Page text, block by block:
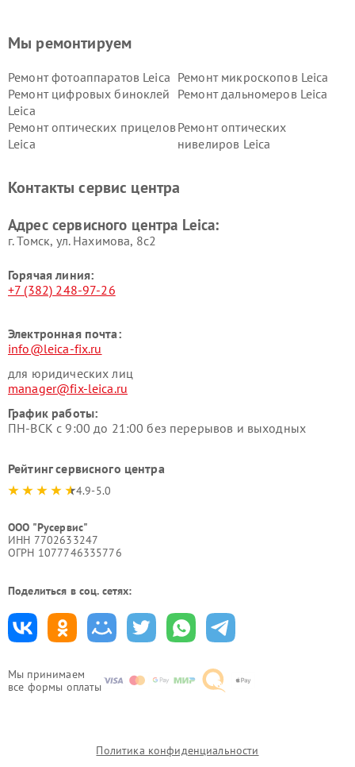
Мы принимаем
все формы оплаты
Мы ремонтируем
Ремонт фотоаппаратов Leica Ремонт микроскопов Leica
Ремонт цифровых биноклей
Leica
Ремонт дальномеров Leica
Ремонт оптических прицелов
Leica
Ремонт оптических
нивелиров Leica
Контакты сервис центра
Адрес сервисного центра Leica:
г. Томск, ул. Нахимова, 8с2
Горячая линия:
+7 (382) 248-97-26
Электронная почта:
info@leica-fix.ru
для юридических лиц
manager@fix-leica.ru
График работы:
ПН-ВСК с 9:00 до 21:00 без перерывов и выходных
Рейтинг сервисного центра
4.9-5.0
ООО "Русервис"
ИНН 7702633247
ОГРН 1077746335776
Поделиться в соц. сетях:
Политика конфиденциальности